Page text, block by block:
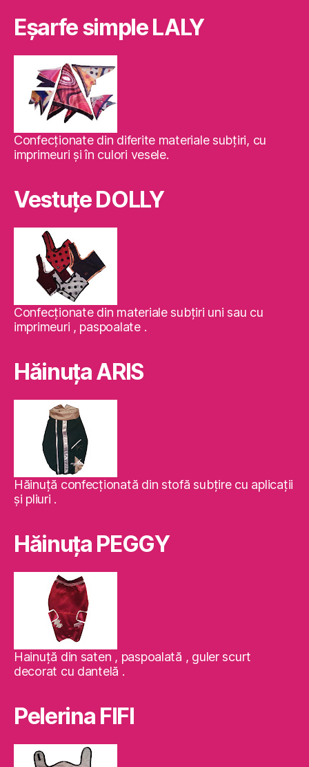
Eşarfe simple LALY
Confecţionate din diferite materiale subţiri, cu
imprimeuri şi în culori vesele.
Vestuţe DOLLY
Confecţionate din materiale subţiri uni sau cu
imprimeuri , paspoalate .
Hăinuţa ARIS
Hăinuţă confecţionată din stofă subţire cu aplicaţii
şi pliuri .
Hăinuţa PEGGY
Hainuţă din saten , paspoalată , guler scurt
decorat cu dantelă .
Pelerina FIFI